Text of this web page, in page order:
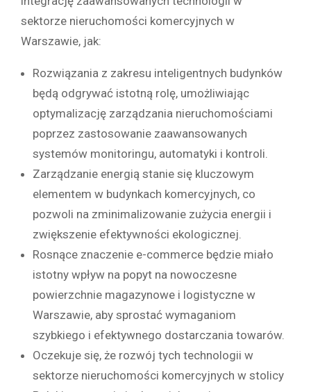
sektorze nieruchomości komercyjnych w
Warszawie, jak:
Rozwiązania z zakresu inteligentnych budynków
będą odgrywać istotną rolę, umożliwiając
optymalizację zarządzania nieruchomościami
poprzez zastosowanie zaawansowanych
systemów monitoringu, automatyki i kontroli.
Zarządzanie energią stanie się kluczowym
elementem w budynkach komercyjnych, co
pozwoli na zminimalizowanie zużycia energii i
zwiększenie efektywności ekologicznej.
Rosnące znaczenie e-commerce będzie miało
istotny wpływ na popyt na nowoczesne
powierzchnie magazynowe i logistyczne w
Warszawie, aby sprostać wymaganiom
szybkiego i efektywnego dostarczania towarów.
Oczekuje się, że rozwój tych technologii w
sektorze nieruchomości komercyjnych w stolicy